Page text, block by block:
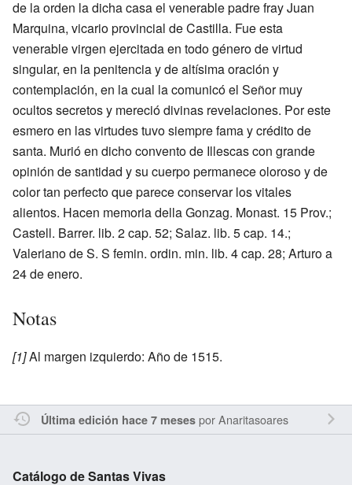
de la orden la dicha casa el venerable padre fray Juan
Marquina, vicario provincial de Castilla. Fue esta
venerable virgen ejercitada en todo género de virtud
singular, en la penitencia y de altísima oración y
contemplación, en la cual la comunicó el Señor muy
ocultos secretos y mereció divinas revelaciones. Por este
esmero en las virtudes tuvo siempre fama y crédito de
santa. Murió en dicho convento de Illescas con grande
opinión de santidad y su cuerpo permanece oloroso y de
color tan perfecto que parece conservar los vitales
alientos. Hacen memoria della Gonzag. Monast. 15 Prov.;
Castell. Barrer. lib. 2 cap. 52; Salaz. lib. 5 cap. 14.;
Valeriano de S. S femin. ordin. min. lib. 4 cap. 28; Arturo a
24 de enero.
Notas
[1]Al margen izquierdo: Año de 1515.
Última edición hace 7 mesesporAnaritasoares
Catálogo de Santas Vivas